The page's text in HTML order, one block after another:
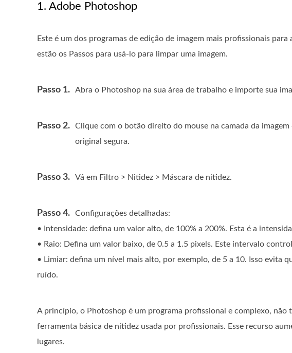
1. Adobe Photoshop
Este é um dos programas de edição de imagem mais profissionais
estão os Passos para usá-lo para limpar uma imagem.
Passo 1. Abra o Photoshop na sua área de trabalho e importe sua
Passo 2.
Clique com o botão direito do mouse na camada da
original segura.
Passo 3. Vá em Filtro > Nitidez > Máscara de nitidez.
Passo 4.
Configurações detalhadas:
• Intensidade: defina um valor alto, de 100% a 200%. Esta é a
• Raio: Defina um valor baixo, de 0.5 a 1.5 pixels. Este intervalo
• Limiar: defina um nível mais alto, por exemplo, de 5 a 10. Isso evita
ruído.
A princípio, o Photoshop é um programa profissional e complexo,
ferramenta básica de nitidez usada por profissionais. Esse recurso
lugares.